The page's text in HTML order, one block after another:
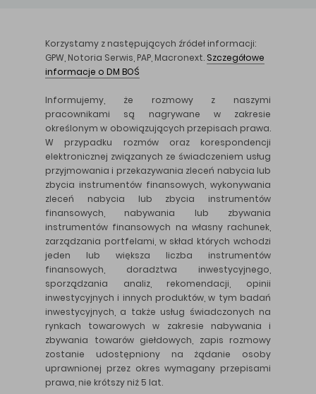
Korzystamy z następujących źródeł informacji:
GPW, Notoria Serwis, PAP, Macronext. Szczegółowe
informacje o DM BOŚ
Informujemy, że rozmowy z naszymi
pracownikami są nagrywane w zakresie
określonym w obowiązujących przepisach prawa.
W przypadku rozmów oraz korespondencji
elektronicznej związanych ze świadczeniem usług
przyjmowania i przekazywania zleceń nabycia lub
zbycia instrumentów finansowych, wykonywania
zleceń nabycia lub zbycia instrumentów
finansowych, nabywania lub zbywania
instrumentów finansowych na własny rachunek,
zarządzania portfelami, w skład których wchodzi
jeden lub większa liczba instrumentów
finansowych, doradztwa inwestycyjnego,
sporządzania analiz, rekomendacji, opinii
inwestycyjnych i innych produktów, w tym badań
inwestycyjnych, a także usług świadczonych na
rynkach towarowych w zakresie nabywania i
zbywania towarów giełdowych, zapis rozmowy
zostanie udostępniony na żądanie osoby
uprawnionej przez okres wymagany przepisami
prawa, nie krótszy niż 5 lat.